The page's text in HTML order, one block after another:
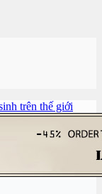
trên thế giới